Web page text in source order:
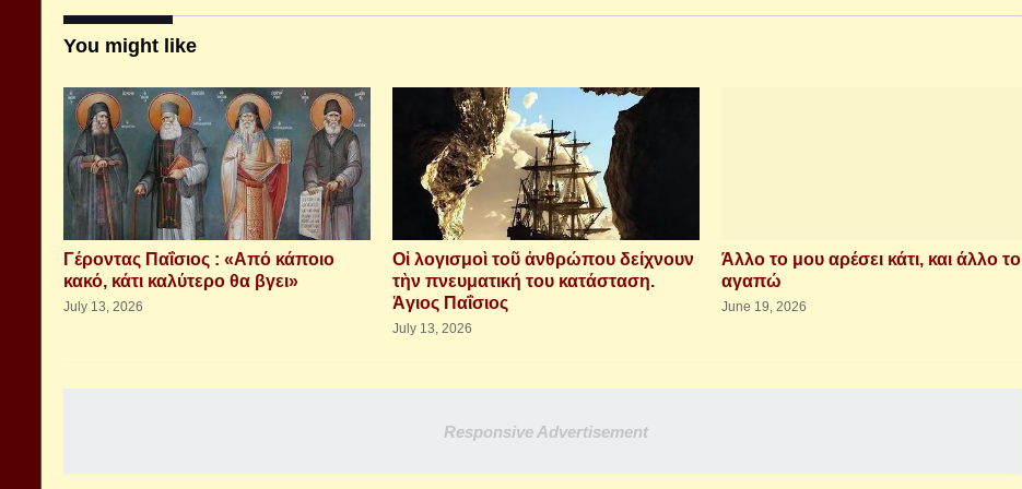
You might like
Γέροντας Παΐσιος : «Από κάποιο
κακό, κάτι καλύτερο θα βγει»
July 13, 2026
Οἱ λογισμοὶ τοῦ ἀνθρώπου δείχνουν
τὴν πνευματική του κατάσταση.
Ἁγιος Παΐσιος
July 13, 2026
Άλλο το μου αρέσει κάτι, και άλλο το
αγαπώ
June 19, 2026
Responsive Advertisement